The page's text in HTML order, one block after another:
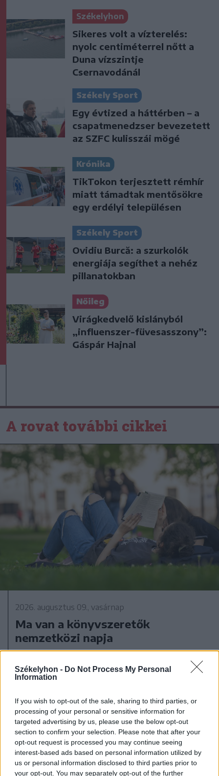
Székelyhon - Do Not Process My Personal
Information
If you wish to opt-out of the sale, sharing to third parties, or
processing of your personal or sensitive information for
targeted advertising by us, please use the below opt-out
section to confirm your selection. Please note that after your
opt-out request is processed you may continue seeing
interest-based ads based on personal information utilized by
us or personal information disclosed to third parties prior to
your opt-out. You may separately opt-out of the further
Székelyhon
Sikeres volt a vízterelés:
nyolc centiméterrel nőtt a
Duna vízszintje
Csernavodánál
Székely Sport
Egy évtized a háttérben – a
csapatmenedzser bevezetett
az SZFC kulisszái mögé
Krónika
TikTokon terjesztett rémhír
miatt támadtak mentősökre
egy erdélyi településen
Székely Sport
Ovidiu Burcă: a szurkolók
energiája segíthet a nehéz
pillanatokban
Nőileg
Virágkedvelő kislányból
„influenszer-füvesasszony”:
Gáspár Hajnal
A rovat további cikkei
2026. augusztus 09., vasárnap
Ma van a könyvszeretők
nemzetközi napja